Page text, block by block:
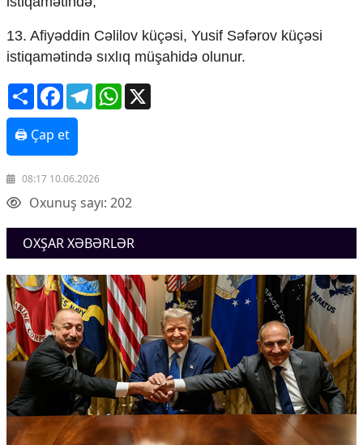
13. Afiyəddin Cəlilov küçəsi, Yusif Səfərov küçəsi
istiqamətində sıxlıq müşahidə olunur.
ShareFacebookTelegramWhatsApp
🖨 Çap et
08:17 10.06.2026
Oxunuş sayı: 202
OXŞAR XƏBƏRLƏR